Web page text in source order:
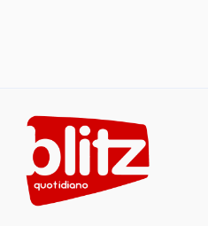
content